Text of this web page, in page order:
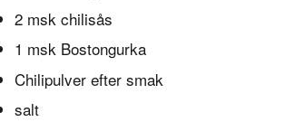
2 msk chilisås
1 msk Bostongurka
Chilipulver efter smak
salt